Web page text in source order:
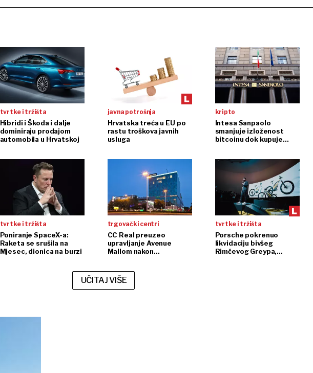
tvrtke i tržišta
Hibridi i Škoda i dalje
dominiraju prodajom
automobila u Hrvatskoj
javna potrošnja
Hrvatska treća u EU po
rastu troškova javnih
usluga
kripto
Intesa Sanpaolo
smanjuje izloženost
bitcoinu dok kupuje
tvrtke i tržišta
Poniranje SpaceX-a:
Raketa se srušila na
Mjesec, dionica na burzi
trgovački centri
CC Real preuzeo
upravljanje Avenue
Mallom nakon
tvrtke i tržišta
Porsche pokrenuo
likvidaciju bivšeg
Rimčevog Greypa,
UČITAJ VIŠE